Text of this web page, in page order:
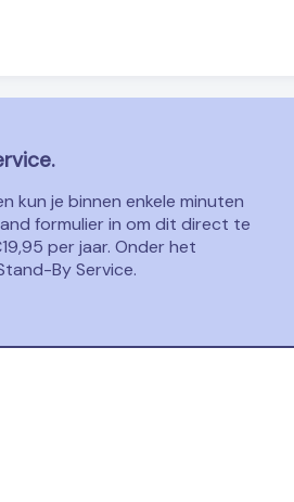
kun je binnen enkele minuten
formulier in om dit direct te
per jaar. Onder het
By Service.